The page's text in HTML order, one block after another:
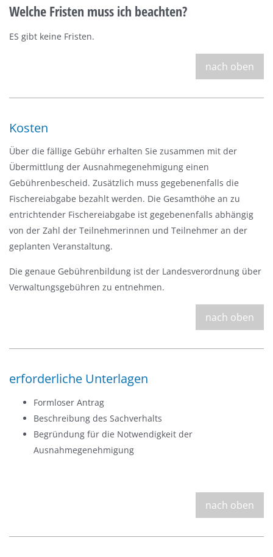
Welche Fristen muss ich beachten?
ES gibt keine Fristen.
nach oben
Kosten
Über die fällige Gebühr erhalten Sie zusammen mit der
Übermittlung der Ausnahmegenehmigung einen
Gebührenbescheid. Zusätzlich muss gegebenenfalls die
Fischereiabgabe bezahlt werden. Die Gesamthöhe an zu
entrichtender Fischereiabgabe ist gegebenenfalls abhängig
von der Zahl der Teilnehmerinnen und Teilnehmer an der
geplanten Veranstaltung.
Die genaue Gebührenbildung ist der Landesverordnung über
Verwaltungsgebühren zu entnehmen.
nach oben
erforderliche Unterlagen
Formloser Antrag
Beschreibung des Sachverhalts
Begründung für die Notwendigkeit der
Ausnahmegenehmigung
nach oben